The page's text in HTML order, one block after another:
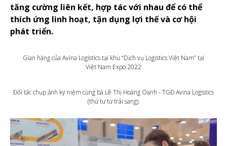
tăng cường liên kết, hợp tác với nhau để có thể
thích ứng linh hoạt, tận dụng lợi thế và cơ hội
phát triển.
Gian hàng của Avina Logistics tại khu “Dịch vụ Logistics Việt Nam” tại
Việt Nam Expo 2022
Đối tác chụp ảnh ky niệm cùng bà Lê Thị Hoàng Oanh - TGĐ Avina Logistics
(thứ tư từ trái sang).